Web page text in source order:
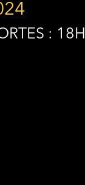
: 18H